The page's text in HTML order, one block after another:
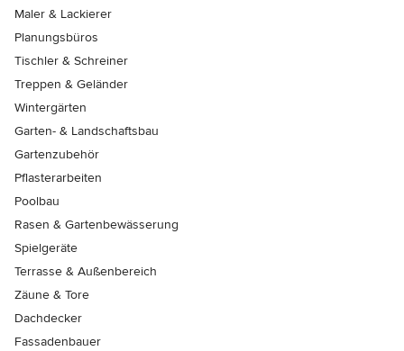
Maler & Lackierer
Planungsbüros
Tischler & Schreiner
Treppen & Geländer
Wintergärten
Garten- & Landschaftsbau
Gartenzubehör
Pflasterarbeiten
Poolbau
Rasen & Gartenbewässerung
Spielgeräte
Terrasse & Außenbereich
Zäune & Tore
Dachdecker
Fassadenbauer